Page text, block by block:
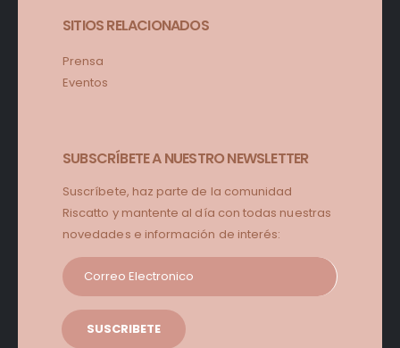
SITIOS RELACIONADOS
Prensa
Eventos
SUBSCRÍBETE A NUESTRO NEWSLETTER
Suscríbete, haz parte de la comunidad
Riscatto y mantente al día con todas nuestras
novedades e información de interés: